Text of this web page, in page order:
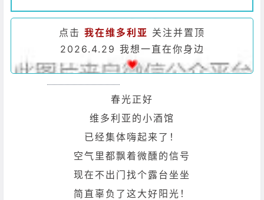
点击 我在维多利亚 关注并置顶
2026.4.29 我想一直在你身边
春光正好
维多利亚的小酒馆
已经集体嗨起来了！
空气里都飘着微醺的信号
现在不出门找个露台坐坐
简直辜负了这大好阳光！